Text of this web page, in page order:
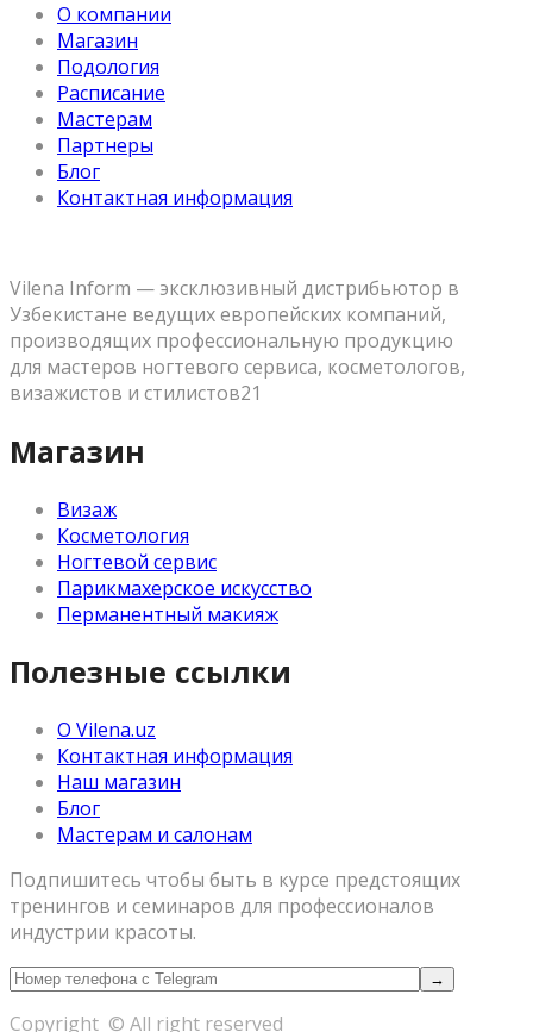
О компании
Магазин
Подология
Расписание
Мастерам
Партнеры
Блог
Контактная информация
Vilena Inform — эксклюзивный дистрибьютор в
Узбекистане ведущих европейских компаний,
производящих профессиональную продукцию
для мастеров ногтевого сервиса, косметологов,
визажистов и стилистов21
Магазин
Визаж
Косметология
Ногтевой сервис
Парикмахерское искусство
Перманентный макияж
Полезные ссылки
О Vilena.uz
Контактная информация
Наш магазин
Блог
Мастерам и салонам
Подпишитесь чтобы быть в курсе предстоящих
тренингов и семинаров для профессионалов
индустрии красоты.
Copyright © All right reserved